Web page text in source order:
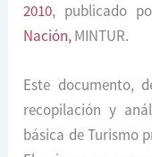
2010, publicado
Nación,MINTUR.
Este documento,
recopilación y
básica de Turismo